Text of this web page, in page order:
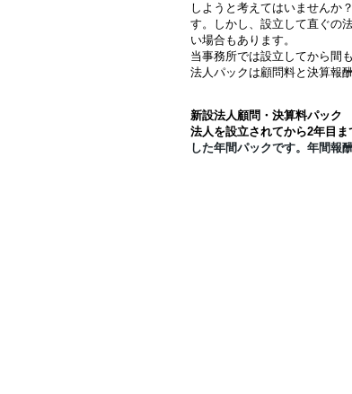
しようと考えてはいませんか
す。しかし、設立して直ぐの
い場合もあります。
当事務所では設立してから間
法人パックは顧問料と決算報
新設法人顧問・決算料パック
法人を設立されてから2年目
した年間パックです。年間報